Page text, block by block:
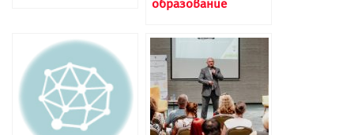
образование